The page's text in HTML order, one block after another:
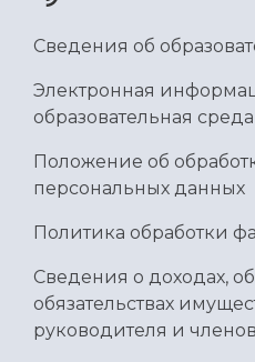
Сведения об
Электронная
образовательная среда
Положение об
персональных данных
Политика обработки
Сведения о доходах,
обязательствах
руководителя и